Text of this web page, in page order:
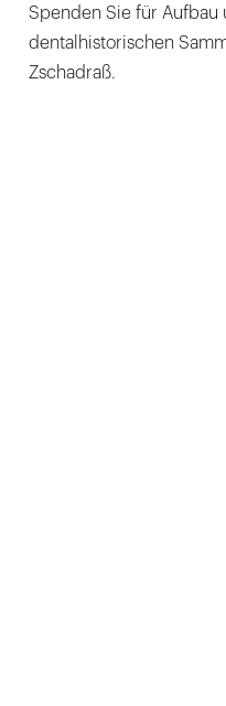
Spenden Sie für
dentalhistorischen
Zschadraß.